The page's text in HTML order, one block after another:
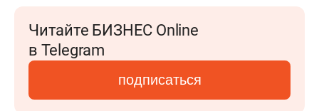
Читайте БИЗНЕС Online
в Telegram
подписаться